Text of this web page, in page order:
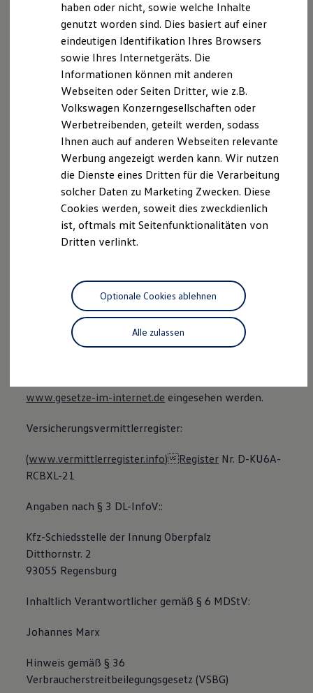
R-Modelle
R Experience
Driving Experience
Volkswagen entdecken
Werkbesichtigung
Lifestyle Shop
T-Roc Kollektion
Golf Kollektion
ID. Kollektion
Volkswagen Kollektion
R-Kollektion
GTI Kollektion
Fußball Drop
we drive football
#wedriveproud
Besitzer und Service
Software Updates
Service und Ersatzteile
Motorenöl und Flüssigkeiten
Räder und Reifen
Pannen- und Unfallhilfe
Economy Service
Volkswagen Teile
Zubehör
Entertainment und Elektronik
Individualisieren
Digitale Extras
Volkswagen Apps, Login und Shop
Handy und Fahrzeug verbinden
Vorgängermodelle
Volkswagen Kundenbetreuung
Warn- und Kontrollleuchten
Assistenzsysteme
Digitale Betriebsanleitung
Magazin
Lifestyle
Familie
Volkswagen R
Pannen- und Unfallhilfe
Volkswagen Kundenbetreuung
D.-Martin-Luther-Straße 12
93047 Regensburg
Mitglied der Industrie und Handelskammer
Regensburg
D.-Martin-Luther-Straße 12
93047 Regensburg
Verantwortlich für den Inhalt
nach § 18 Abs. 2 MStV
Johannes Marx
Donaustr. 22
93342 Saal a.d. Donau
Gewerbeordnung)
§ 59 - 68 VVG
VersVermV
www.gesetze-im-internet.de eingesehen werden.
Versicherungsvermittlerregister:
(www.vermittlerregister.info)Register Nr. D-KU6A-
RCBXL-21
Angaben nach § 3 DL-InfoV::
Kfz-Schiedsstelle der Innung Oberpfalz
Ditthornstr. 2
93055 Regensburg
Inhaltlich Verantwortlicher gemäß § 6 MDStV:
Johannes Marx
Hinweis gemäß § 36
Verbraucherstreitbeilegungsgesetz (VSBG)
haben oder nicht, sowie welche Inhalte
genutzt worden sind. Dies basiert auf einer
eindeutigen Identifikation Ihres Browsers
sowie Ihres Internetgeräts. Die
Informationen können mit anderen
Webseiten oder Seiten Dritter, wie z.B.
Volkswagen Konzerngesellschaften oder
Werbetreibenden, geteilt werden, sodass
Ihnen auch auf anderen Webseiten relevante
Werbung angezeigt werden kann. Wir nutzen
die Dienste eines Dritten für die Verarbeitung
solcher Daten zu Marketing Zwecken. Diese
Cookies werden, soweit dies zweckdienlich
ist, oftmals mit Seitenfunktionalitäten von
Dritten verlinkt.
Alle zulassen
Optionale Cookies ablehnen